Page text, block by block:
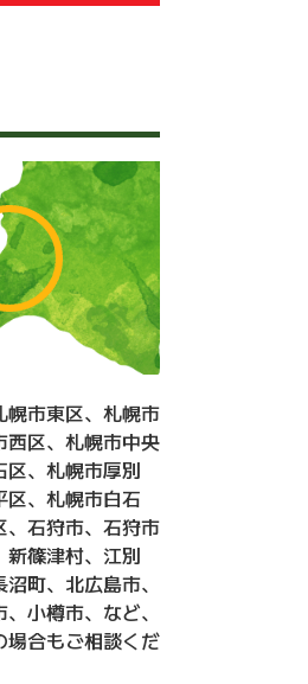
幌市東区、札幌市
西区、札幌市中央
区、札幌市厚別
区、札幌市白石
、石狩市、石狩市
篠津村、江別
町、北広島市、
小樽市、など、
場合もご相談くだ